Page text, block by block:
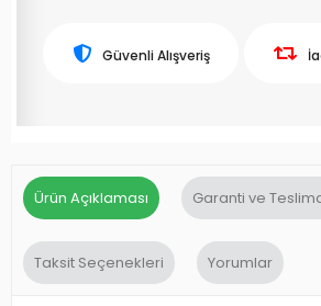
Güvenli Alışveriş
Ürün Açıklaması Garanti ve
Taksit Seçenekleri Yorumlar